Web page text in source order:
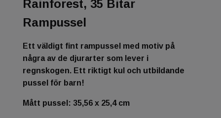
Rainforest, 35 Bitar
Rampussel
Ett väldigt fint rampussel med motiv på
några av de djurarter som lever i
regnskogen. Ett riktigt kul och utbildande
pussel för barn!
Mått pussel: 35,56 x 25,4 cm